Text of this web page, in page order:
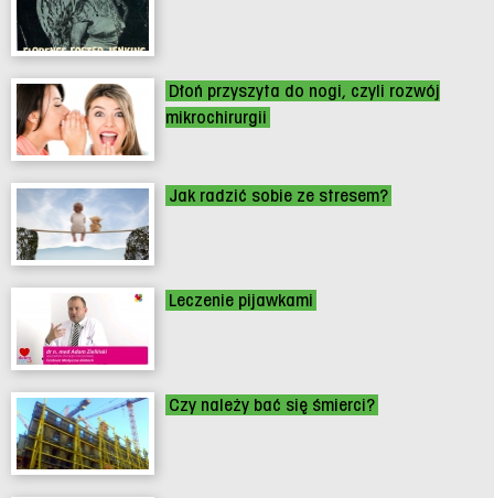
Dłoń przyszyta do nogi, czyli rozwój
mikrochirurgii
Jak radzić sobie ze stresem?
Leczenie pijawkami
Czy należy bać się śmierci?